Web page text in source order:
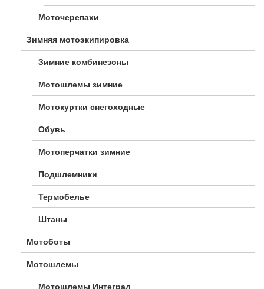
Моточерепахи
Зимняя мотоэкипировка
Зимние комбинезоны
Мотошлемы зимние
Мотокуртки снегоходные
Обувь
Мотоперчатки зимние
Подшлемники
Термобелье
Штаны
Мотоботы
Мотошлемы
Мотошлемы Интеграл